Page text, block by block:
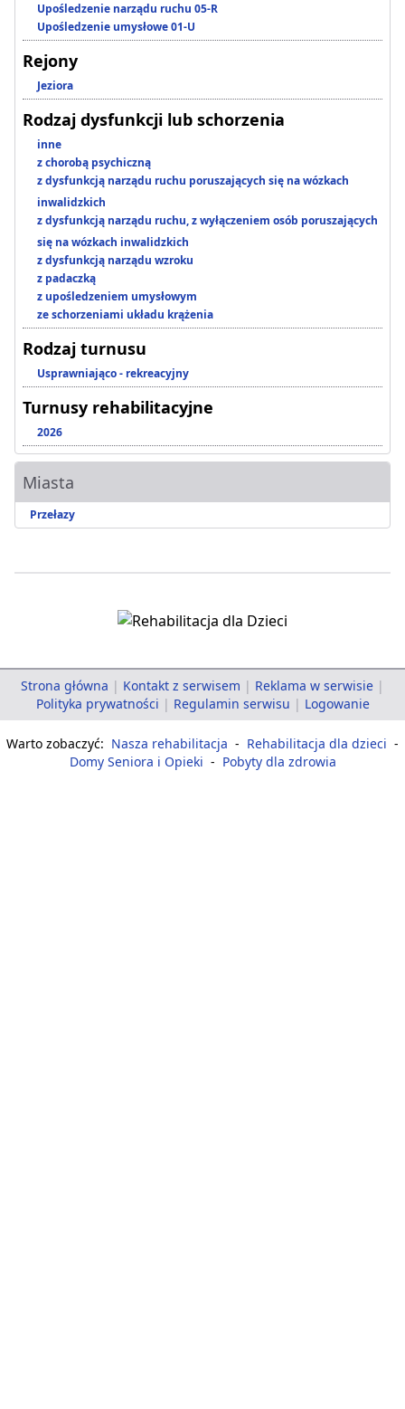
Upośledzenie narządu ruchu 05-R
Upośledzenie umysłowe 01-U
Rejony
Jeziora
Rodzaj dysfunkcji lub schorzenia
inne
z chorobą psychiczną
z dysfunkcją narządu ruchu poruszających się na wózkach
inwalidzkich
z dysfunkcją narządu ruchu, z wyłączeniem osób poruszających
się na wózkach inwalidzkich
z dysfunkcją narządu wzroku
z padaczką
z upośledzeniem umysłowym
ze schorzeniami układu krążenia
Rodzaj turnusu
Usprawniająco - rekreacyjny
Turnusy rehabilitacyjne
2026
Miasta
Przełazy
Strona główna | Kontakt z serwisem | Reklama w serwisie |
Polityka prywatności | Regulamin serwisu | Logowanie
Warto zobaczyć: Nasza rehabilitacja - Rehabilitacja dla dzieci -
Domy Seniora i Opieki - Pobyty dla zdrowia